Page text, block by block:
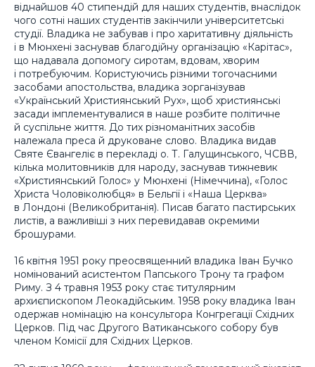
віднайшов 40 стипендій для наших студентів, внаслідок
чого сотні наших студентів закінчили університетські
студії. Владика не забував і про харитативну діяльність
і в Мюнхені заснував благодійну організацію «Карітас»,
що надавала допомогу сиротам, вдовам, хворим
і потребуючим. Користуючись різними тогочасними
засобами апостольства, владика зорганізував
«Український Християнський Рух», щоб християнські
засади імплементувалися в наше розбите політичне
й суспільне життя. До тих різноманітних засобів
належала преса й друковане слово. Владика видав
Святе Євангеліє в перекладі о. Т. Галущинського, ЧСВВ,
кілька молитовників для народу, заснував тижневик
«Християнський Голос» у Мюнхені (Німеччина), «Голос
Христа Чоловіколюбця» в Бельгії і «Наша Церква»
в Лондоні (Великобританія). Писав багато пастирських
листів, а важливіші з них перевидавав окремими
брошурами.
16 квітня 1951 року преосвященний владика Іван Бучко
номінований асистентом Папського Трону та графом
Риму. З 4 травня 1953 року стає титулярним
архиєпископом Леокадійським. 1958 року владика Іван
одержав номінацію на консультора Конгрегації Східних
Церков. Під час Другого Ватиканського собору був
членом Комісії для Східних Церков.